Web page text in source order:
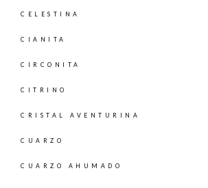
CELESTINA
CIANITA
CIRCONITA
CITRINO
CRISTAL AVENTURINA
CUARZO
CUARZO AHUMADO